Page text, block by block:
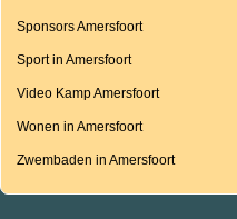
Sponsors Amersfoort
Sport in Amersfoort
Video Kamp Amersfoort
Wonen in Amersfoort
Zwembaden in Amersfoort